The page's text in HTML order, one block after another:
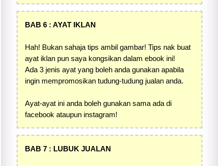
BAB 6 : AYAT IKLAN
Hah! Bukan sahaja tips ambil gambar! Tips nak buat
ayat iklan pun saya kongsikan dalam ebook ini!
Ada 3 jenis ayat yang boleh anda gunakan apabila
ingin mempromosikan tudung-tudung jualan anda.
Ayat-ayat ini anda boleh gunakan sama ada di
facebook ataupun instagram!
BAB 7 : LUBUK JUALAN